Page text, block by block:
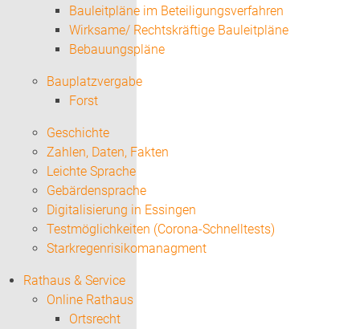
Bauleitpläne im Beteiligungsverfahren
Wirksame/ Rechtskräftige Bauleitpläne
Bebauungspläne
Bauplatzvergabe
Forst
Geschichte
Zahlen, Daten, Fakten
Leichte Sprache
Gebärdensprache
Digitalisierung in Essingen
Testmöglichkeiten (Corona-Schnelltests)
Starkregenrisikomanagment
Rathaus & Service
Online Rathaus
Ortsrecht